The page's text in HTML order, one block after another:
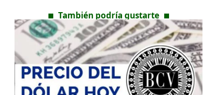
También podría gustarte